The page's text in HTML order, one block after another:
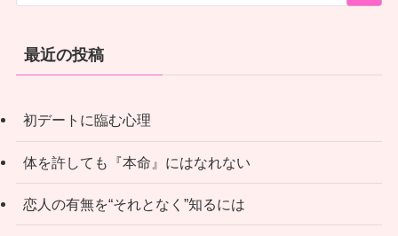
最近の投稿
初デートに臨む心理
体を許しても『本命』にはなれない
恋人の有無を“それとなく”知るには